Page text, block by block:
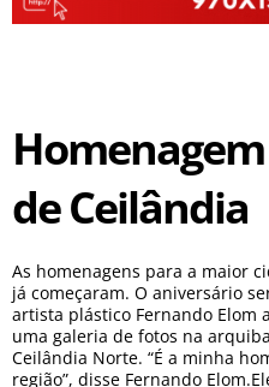
de Ceilândia
As homenagens para a maior
já começaram. O aniversário
artista plástico Fernando Elom
uma galeria de fotos na
Ceilândia Norte. “É a minha
região”, disse Fernando